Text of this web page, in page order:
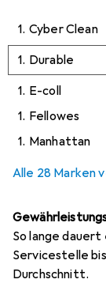
1. Cyber Clean
1. Durable
1. E-coll
1. Fellowes
1. Manhattan
Alle 28 Marken
So lange
Servicestelle
Durchschnitt.